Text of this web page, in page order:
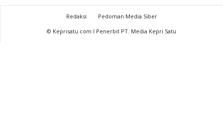
Redaksi
Pedoman Media Siber
© Keprisatu.com I Penerbit PT. Media Kepri Satu